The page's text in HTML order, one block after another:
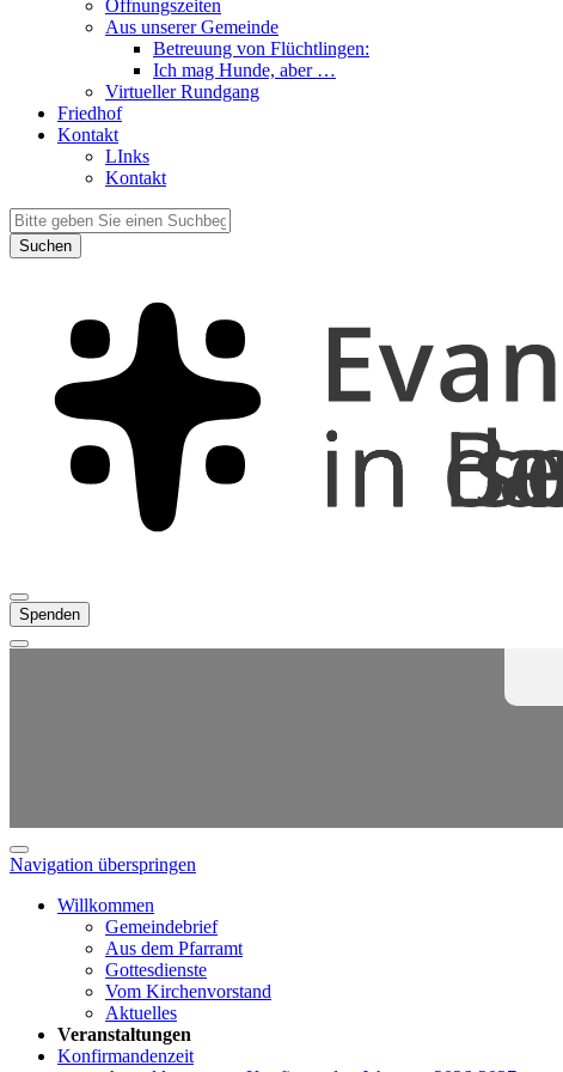
Öffnungszeiten
Aus unserer Gemeinde
Betreuung von Flüchtlingen:
Ich mag Hunde, aber …
Virtueller Rundgang
Friedhof
Kontakt
LInks
Kontakt
Suchen
Spenden
Navigation überspringen
Willkommen
Gemeindebrief
Aus dem Pfarramt
Gottesdienste
Vom Kirchenvorstand
Aktuelles
Veranstaltungen
Konfirmandenzeit